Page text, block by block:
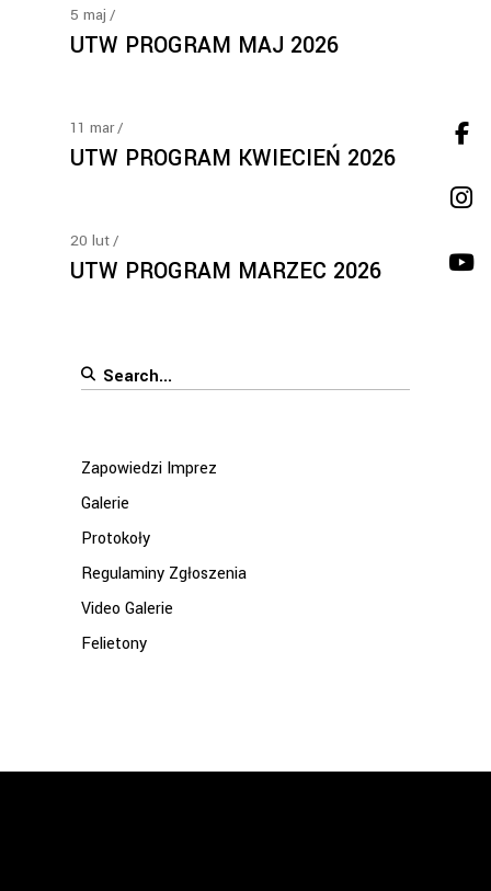
5 maj
UTW PROGRAM MAJ 2026
11 mar
UTW PROGRAM KWIECIEŃ 2026
20 lut
UTW PROGRAM MARZEC 2026
Search
Zapowiedzi Imprez
Galerie
Protokoły
Regulaminy Zgłoszenia
Video Galerie
Felietony